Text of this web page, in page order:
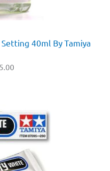
40ml By Tamiya